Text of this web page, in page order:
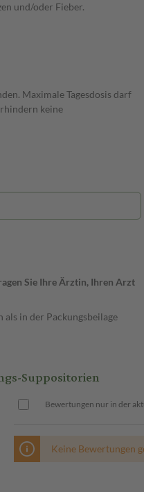
und/oder Fieber.
Maximale Tagesdosis darf
keine
überschritten werden.
Sie Ihre Ärztin, Ihren Arzt
als in der Packungsbeilage
Suppositorien
Bewertungen nur in der
Keine Bewertungen